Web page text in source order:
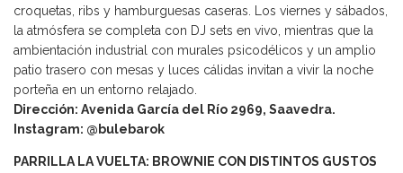
croquetas, ribs y hamburguesas caseras. Los viernes y sábados,
la atmósfera se completa con DJ sets en vivo, mientras que la
ambientación industrial con murales psicodélicos y un amplio
patio trasero con mesas y luces cálidas invitan a vivir la noche
porteña en un entorno relajado.
Dirección: Avenida García del Río 2969, Saavedra.
Instagram: @bulebarok
PARRILLA LA VUELTA: BROWNIE CON DISTINTOS GUSTOS